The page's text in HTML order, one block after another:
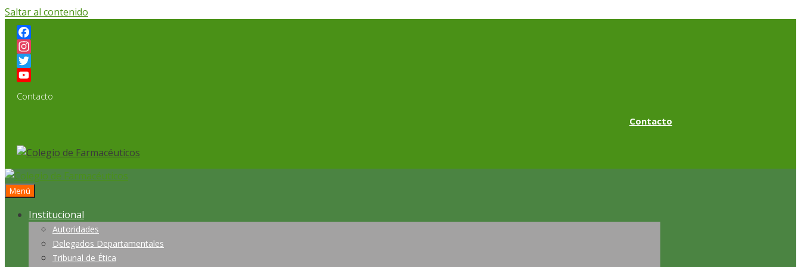
Saltar al contenido
Facebook
Instagram
Twitter
Channel
Contacto
Contacto
Menú
Institucional
Autoridades
Delegados Departamentales
Tribunal de Ética